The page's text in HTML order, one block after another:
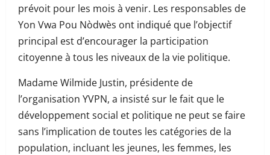
prévoit pour les mois à venir. Les responsables de
Yon Vwa Pou Nòdwès ont indiqué que l’objectif
principal est d’encourager la participation
citoyenne à tous les niveaux de la vie politique.
Madame Wilmide Justin, présidente de
l’organisation YVPN, a insisté sur le fait que le
développement social et politique ne peut se faire
sans l’implication de toutes les catégories de la
population, incluant les jeunes, les femmes, les